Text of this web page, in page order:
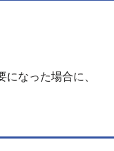
なった場合に、